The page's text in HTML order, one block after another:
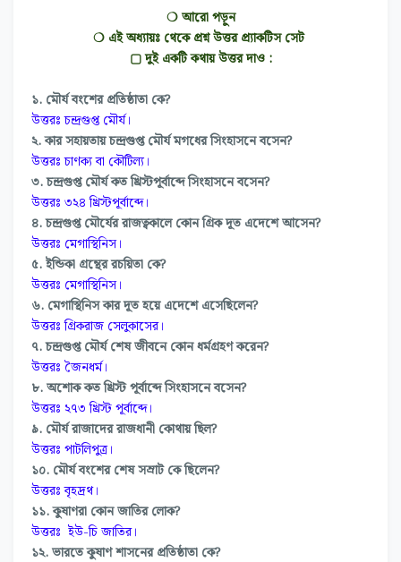
❍ আরো পড়ুন
❍ এই অধ্যায়ঃ থেকে প্রশ্ন উত্তর প্র্যাকটিস সেট
▢ দুই একটি কথায় উত্তর দাও :
১. মৌর্য বংশের প্রতিষ্ঠাতা কে?
উত্তরঃ চন্দ্রগুপ্ত মৌর্য।
২. কার সহায়তায় চন্দ্রগুপ্ত মৌর্য মগধের সিংহাসনে বসেন?
উত্তরঃ চাণক্য বা কৌটিল্য।
৩. চন্দ্রগুপ্ত মৌর্য কত খ্রিস্টপূর্বাব্দে সিংহাসনে বসেন?
উত্তরঃ ৩২৪ খ্রিস্টপূর্বাব্দে।
৪. চন্দ্রগুপ্ত মৌর্যের রাজত্বকালে কোন গ্রিক দূত এদেশে আসেন?
উত্তরঃ মেগাস্থিনিস।
৫. ইন্ডিকা গ্রন্থের রচয়িতা কে?
উত্তরঃ মেগাস্থিনিস।
৬. মেগাস্থিনিস কার দূত হয়ে এদেশে এসেছিলেন?
উত্তরঃ গ্রিকরাজ সেলুকাসের।
৭. চন্দ্রগুপ্ত মৌর্য শেষ জীবনে কোন ধর্মগ্রহণ করেন?
উত্তরঃ জৈনধর্ম।
৮. অশোক কত খ্রিস্ট পূর্বাব্দে সিংহাসনে বসেন?
উত্তরঃ ২৭৩ খ্রিস্ট পূর্বাব্দে।
৯. মৌর্য রাজাদের রাজধানী কোথায় ছিল?
উত্তরঃ পাটলিপুত্র।
১০. মৌর্য বংশের শেষ সম্রাট কে ছিলেন?
উত্তরঃ বৃহদ্রথ।
১১. কুষাণরা কোন জাতির লোক?
উত্তরঃ ইউ-চি জাতির।
১২. ভারতে কুষাণ শাসনের প্রতিষ্ঠাতা কে?